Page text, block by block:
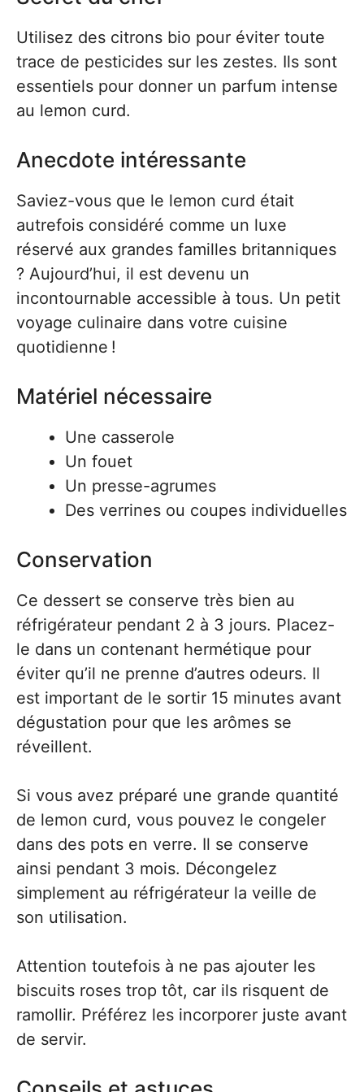
Utilisez des citrons bio pour éviter toute
trace de pesticides sur les zestes. Ils sont
essentiels pour donner un parfum intense
au lemon curd.
Anecdote intéressante
Saviez-vous que le lemon curd était
autrefois considéré comme un luxe
réservé aux grandes familles britanniques
? Aujourd’hui, il est devenu un
incontournable accessible à tous. Un petit
voyage culinaire dans votre cuisine
quotidienne !
Matériel nécessaire
Une casserole
Un fouet
Un presse-agrumes
Des verrines ou coupes individuelles
Conservation
Ce dessert se conserve très bien au
réfrigérateur pendant 2 à 3 jours. Placez-
le dans un contenant hermétique pour
éviter qu’il ne prenne d’autres odeurs. Il
est important de le sortir 15 minutes avant
dégustation pour que les arômes se
réveillent.
Si vous avez préparé une grande quantité
de lemon curd, vous pouvez le congeler
dans des pots en verre. Il se conserve
ainsi pendant 3 mois. Décongelez
simplement au réfrigérateur la veille de
son utilisation.
Attention toutefois à ne pas ajouter les
biscuits roses trop tôt, car ils risquent de
ramollir. Préférez les incorporer juste avant
de servir.